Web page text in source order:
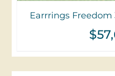
Earrrings Freedom
$